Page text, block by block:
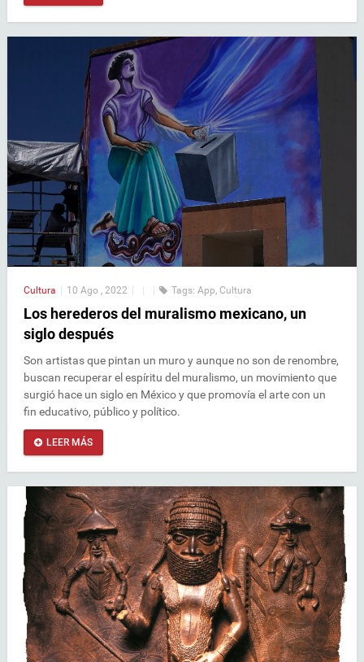
Cultura | 10 Ago , 2022 | | | Tags: App Cultura
Los herederos del muralismo mexicano, un
siglo después
Son artistas que pintan un muro y aunque no son de renombre,
buscan recuperar el espíritu del muralismo, un movimiento que
surgió hace un siglo en México y que promovía el arte con un
fin educativo, público y político.
LEER MÁS